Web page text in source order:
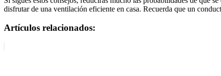
disfrutar de una ventilación eficiente en casa. Recuerda que un
Artículos relacionados: